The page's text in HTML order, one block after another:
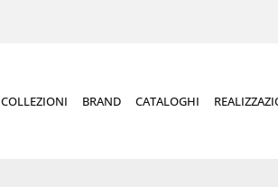
COLLEZIONI BRAND CATALOGHI